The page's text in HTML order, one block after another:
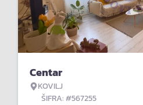
Centar
KOVILJ
ŠIFRA: #567255